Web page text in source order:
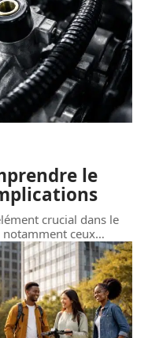
le
crucial dans le
ceux…